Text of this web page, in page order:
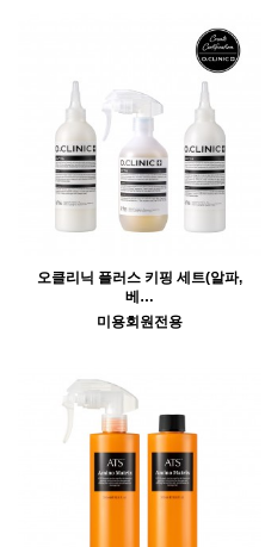
오클리닉 플러스 키핑 세트(알파,
베…
미용회원전용